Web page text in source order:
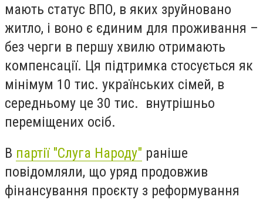
мають статус ВПО, в яких зруйновано
житло, і воно є єдиним для проживання –
без черги в першу хвилю отримають
компенсації. Ця підтримка стосується як
мінімум 10 тис. українських сімей, в
середньому це 30 тис. внутрішньо
переміщених осіб.
В партії "Слуга Народу" раніше
повідомляли, що уряд продовжив
фінансування проєкту з реформування